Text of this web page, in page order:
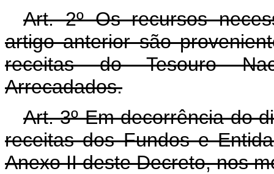
Art. 2º Os recursos
artigo anterior são
receitas do Tesouro
Arrecadados.
Art. 3º Em decorrência do
receitas dos Fundos e
Anexo II deste Decreto, nos